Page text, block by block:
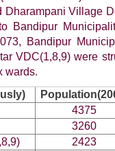
Dharampani Village
Bandipur
Bandipur
VDC(1,8,9) were
wards.
4375
3260
2423